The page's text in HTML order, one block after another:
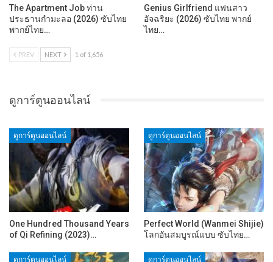
The Apartment Job ท่าน
ประธานกำมะลอ (2026) ซับไทย
พากย์ไทย…
Genius Girlfriend แฟนสาว
อัจฉริยะ (2026) ซับไทย พากย์
ไทย…
PREV NEXT 1 of 1,656
ดูการ์ตูนออนไลน์
ดูการ์ตูนออนไลน์
One Hundred Thousand Years
of Qi Refining (2023)…
ดูการ์ตูนออนไลน์
Perfect World (Wanmei Shijie)
โลกอันสมบูรณ์แบบ ซับไทย…
ดูการ์ตูนออนไลน์ ดูการ์ตูนออนไลน์